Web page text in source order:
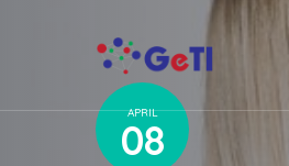
APRIL
08